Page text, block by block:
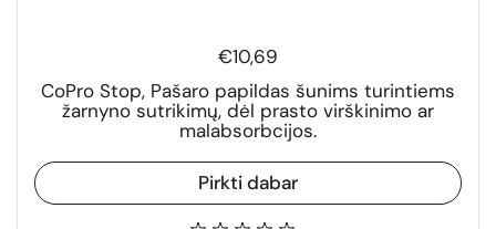
€10,69
CoPro Stop, Pašaro papildas šunims turintiems
žarnyno sutrikimų, dėl prasto virškinimo ar
malabsorbcijos.
Pirkti dabar